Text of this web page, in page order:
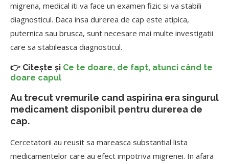
migrena, medical iti va face un examen fizic si va stabili
diagnosticul. Daca insa durerea de cap este atipica,
puternica sau brusca, sunt necesare mai multe investigatii
care sa stabileasca diagnosticul.
👉 Citește și Ce te doare, de fapt, atunci când te
doare capul
Au trecut vremurile cand aspirina era singurul
medicament disponibil pentru durerea de
cap.
Cercetatorii au reusit sa mareasca substantial lista
medicamentelor care au efect impotriva migrenei. In afara